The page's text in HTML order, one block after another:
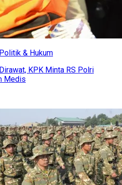
Politik & Hukum
KPK Minta RS Polri
Medis